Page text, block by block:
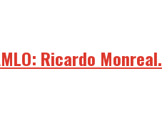
Ricardo Monreal.